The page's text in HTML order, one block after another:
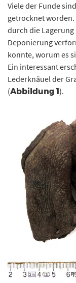
Viele der Funde
getrocknet
durch die
Deponierung
konnte, worum es
Ein interessant
Lederknäuel der
(Abbildung 1 ).